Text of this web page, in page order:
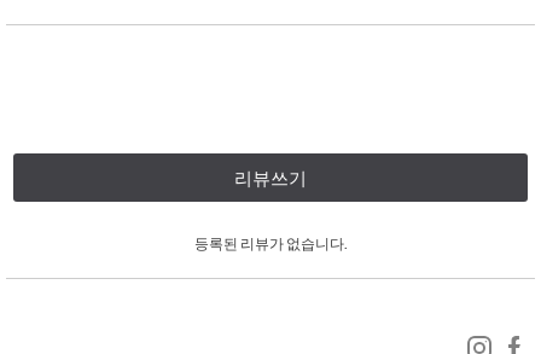
리뷰쓰기
등록된 리뷰가 없습니다.